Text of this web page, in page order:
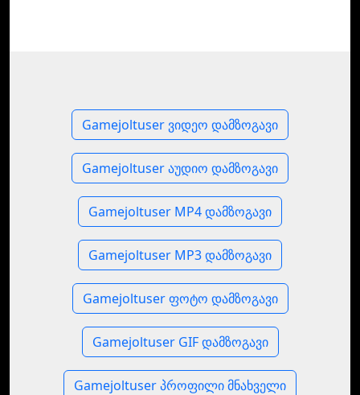
Gamejoltuser ვიდეო დამზოგავი
Gamejoltuser აუდიო დამზოგავი
Gamejoltuser MP4 დამზოგავი
Gamejoltuser MP3 დამზოგავი
Gamejoltuser ფოტო დამზოგავი
Gamejoltuser GIF დამზოგავი
Gamejoltuser პროფილი მნახველი